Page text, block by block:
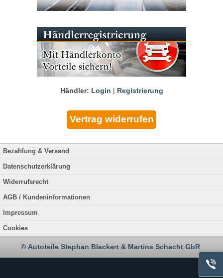
Händler: Login | Registrierung
Bezahlung & Versand
Datenschutzerklärung
Widerrufsrecht
AGB / Kundeninformationen
Impressum
Cookies
© Autoteile Stephan Blackert & Martina Schacht GbR